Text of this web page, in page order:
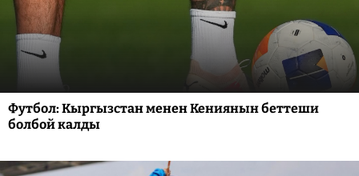
Футбол: Кыргызстан менен Кениянын беттеши
болбой калды